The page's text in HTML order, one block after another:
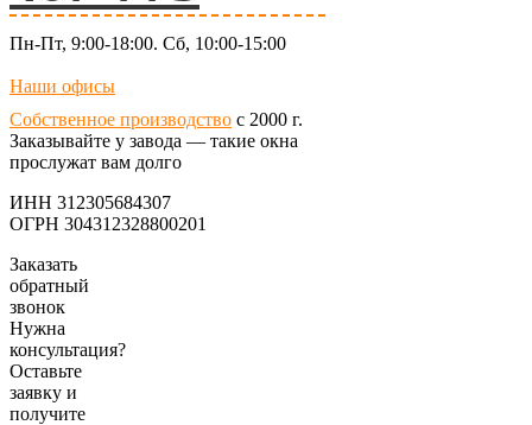
Пн-Пт, 9:00-18:00. Сб, 10:00-15:00
Наши офисы
Собственное производство с 2000 г.
Заказывайте у завода — такие окна
прослужат вам долго
ИНН 312305684307
ОГРН 304312328800201
Заказать
обратный
звонок
Нужна
консультация?
Оставьте
заявку и
получите